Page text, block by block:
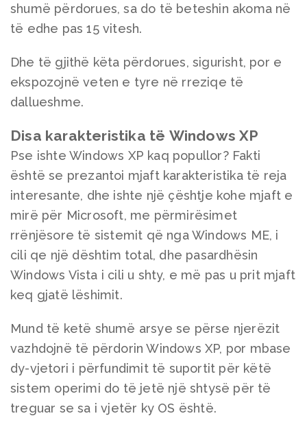
shumë përdorues, sa do të beteshin akoma në
të edhe pas 15 vitesh.
Dhe të gjithë këta përdorues, sigurisht, por e
ekspozojnë veten e tyre në rreziqe të
dallueshme.
Disa karakteristika të Windows XP
Pse ishte Windows XP kaq popullor? Fakti
është se prezantoi mjaft karakteristika të reja
interesante, dhe ishte një çështje kohe mjaft e
mirë për Microsoft, me përmirësimet
rrënjësore të sistemit që nga Windows ME, i
cili qe një dështim total, dhe pasardhësin
Windows Vista i cili u shty, e më pas u prit mjaft
keq gjatë lëshimit.
Mund të ketë shumë arsye se përse njerëzit
vazhdojnë të përdorin Windows XP, por mbase
dy-vjetori i përfundimit të suportit për këtë
sistem operimi do të jetë një shtysë për të
treguar se sa i vjetër ky OS është.